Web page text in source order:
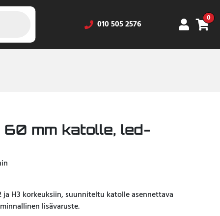
010 505 2576
0
60 mm katolle, led-
ja H3 korkeuksiin, suunniteltu katolle asennettava
lisävaruste.